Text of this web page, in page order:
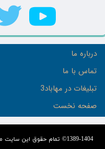
1389-1404© تمام حقوق این سایت متعلق به پایگاه خبری
درباره ما
تماس با ما
تبلیغات در مهاباد3
صفحه نخست